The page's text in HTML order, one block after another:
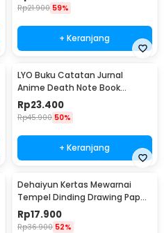
Rp21.900 59%
+ Keranjang
LYO Buku Catatan Jurnal
Anime Death Note Book
Leather Case - CW-05
Rp23.400
Rp45.900 50%
+ Keranjang
Dehaiyun Kertas Mewarnai
Tempel Dinding Drawing Paper
Roll 3M Dinosaur Paradise -
HB30
Rp17.900
Rp36.900 52%